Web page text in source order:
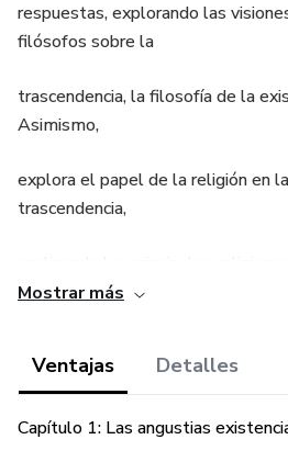
respuestas, explorando las
filósofos sobre la
trascendencia, la filosofía de la
Asimismo,
explora el papel de la religión en
trascendencia,
importancia de
Mostrar más
Ventajas Detalles
Capítulo 1: Las angustias